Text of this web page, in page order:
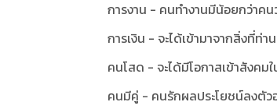
การงาน - คนทำงานมีน้อยกว่าคน
การเงิน - จะได้เข้ามาจากสิ่งที่ท่า
คนโสด - จะได้มีโอกาสเข้าสังค
คนมีคู่ - คนรักผลประโยชน์ลงตัว